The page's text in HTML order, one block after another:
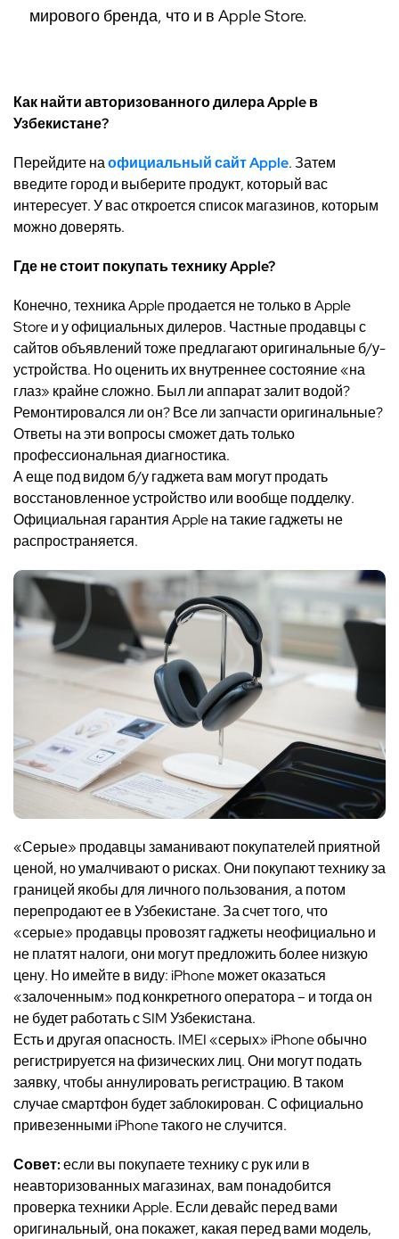
мирового бренда, что и в Apple Store.
Как найти авторизованного дилера Apple в
Узбекистане?
Перейдите наофициальный сайт Apple. Затем
введите город и выберите продукт, который вас
интересует. У вас откроется список магазинов, которым
можно доверять.
Где не стоит покупать технику Apple?
Конечно, техника Apple продается не только в Apple
Store и у официальных дилеров. Частные продавцы с
сайтов объявлений тоже предлагают оригинальные б/у-
устройства. Но оценить их внутреннее состояние «на
глаз» крайне сложно. Был ли аппарат залит водой?
Ремонтировался ли он? Все ли запчасти оригинальные?
Ответы на эти вопросы сможет дать только
профессиональная диагностика.
А еще под видом б/у гаджета вам могут продать
восстановленное устройство или вообще подделку.
Официальная гарантия Apple на такие гаджеты не
распространяется.
«Серые» продавцы заманивают покупателей приятной
ценой, но умалчивают о рисках. Они покупают технику за
границей якобы для личного пользования, а потом
перепродают ее в Узбекистане. За счет того, что
«серые» продавцы провозят гаджеты неофициально и
не платят налоги, они могут предложить более низкую
цену. Но имейте в виду: iPhone может оказаться
«залоченным» под конкретного оператора – и тогда он
не будет работать с SIM Узбекистана.
Есть и другая опасность. IMEI «серых» iPhone обычно
регистрируется на физических лиц. Они могут подать
заявку, чтобы аннулировать регистрацию. В таком
случае смартфон будет заблокирован. С официально
привезенными iPhone такого не случится.
Совет:если вы покупаете технику с рук или в
неавторизованных магазинах, вам понадобится
проверка техники Apple. Если девайс перед вами
оригинальный, она покажет, какая перед вами модель,